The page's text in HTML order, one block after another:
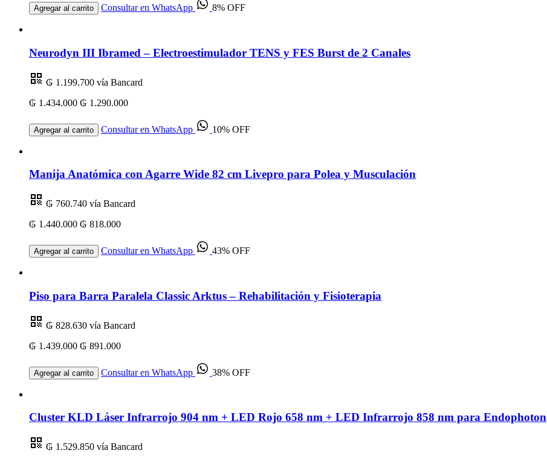
Agregar al carrito Consultar en WhatsApp 8% OFF
Neurodyn III Ibramed – Electroestimulador TENS y FES Burst de 2 Canales
₲ 1.199.700 vía Bancard
₲ 1.434.000 ₲ 1.290.000
Agregar al carrito Consultar en WhatsApp 10% OFF
Manija Anatómica con Agarre Wide 82 cm Livepro para Polea y Musculación
₲ 760.740 vía Bancard
₲ 1.440.000 ₲ 818.000
Agregar al carrito Consultar en WhatsApp 43% OFF
Piso para Barra Paralela Classic Arktus – Rehabilitación y Fisioterapia
₲ 828.630 vía Bancard
₲ 1.439.000 ₲ 891.000
Agregar al carrito Consultar en WhatsApp 38% OFF
Cluster KLD Láser Infrarrojo 904 nm + LED Rojo 658 nm + LED Infrarrojo 858 nm para Endophoton
₲ 1.529.850 vía Bancard